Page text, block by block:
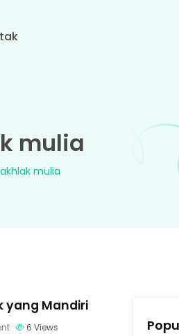
mulia
mulia
yang Mandiri
6 Views